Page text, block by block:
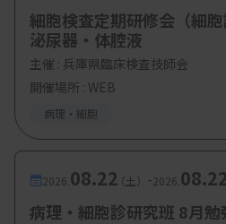
細胞検査定期研修会（細胞
泌尿器・体腔液
主催 : 兵庫県臨床検査技師会
開催場所 : WEB
病理・細胞
2026. 08.22（土） -2026.
病理・細胞診研究班 8月勉